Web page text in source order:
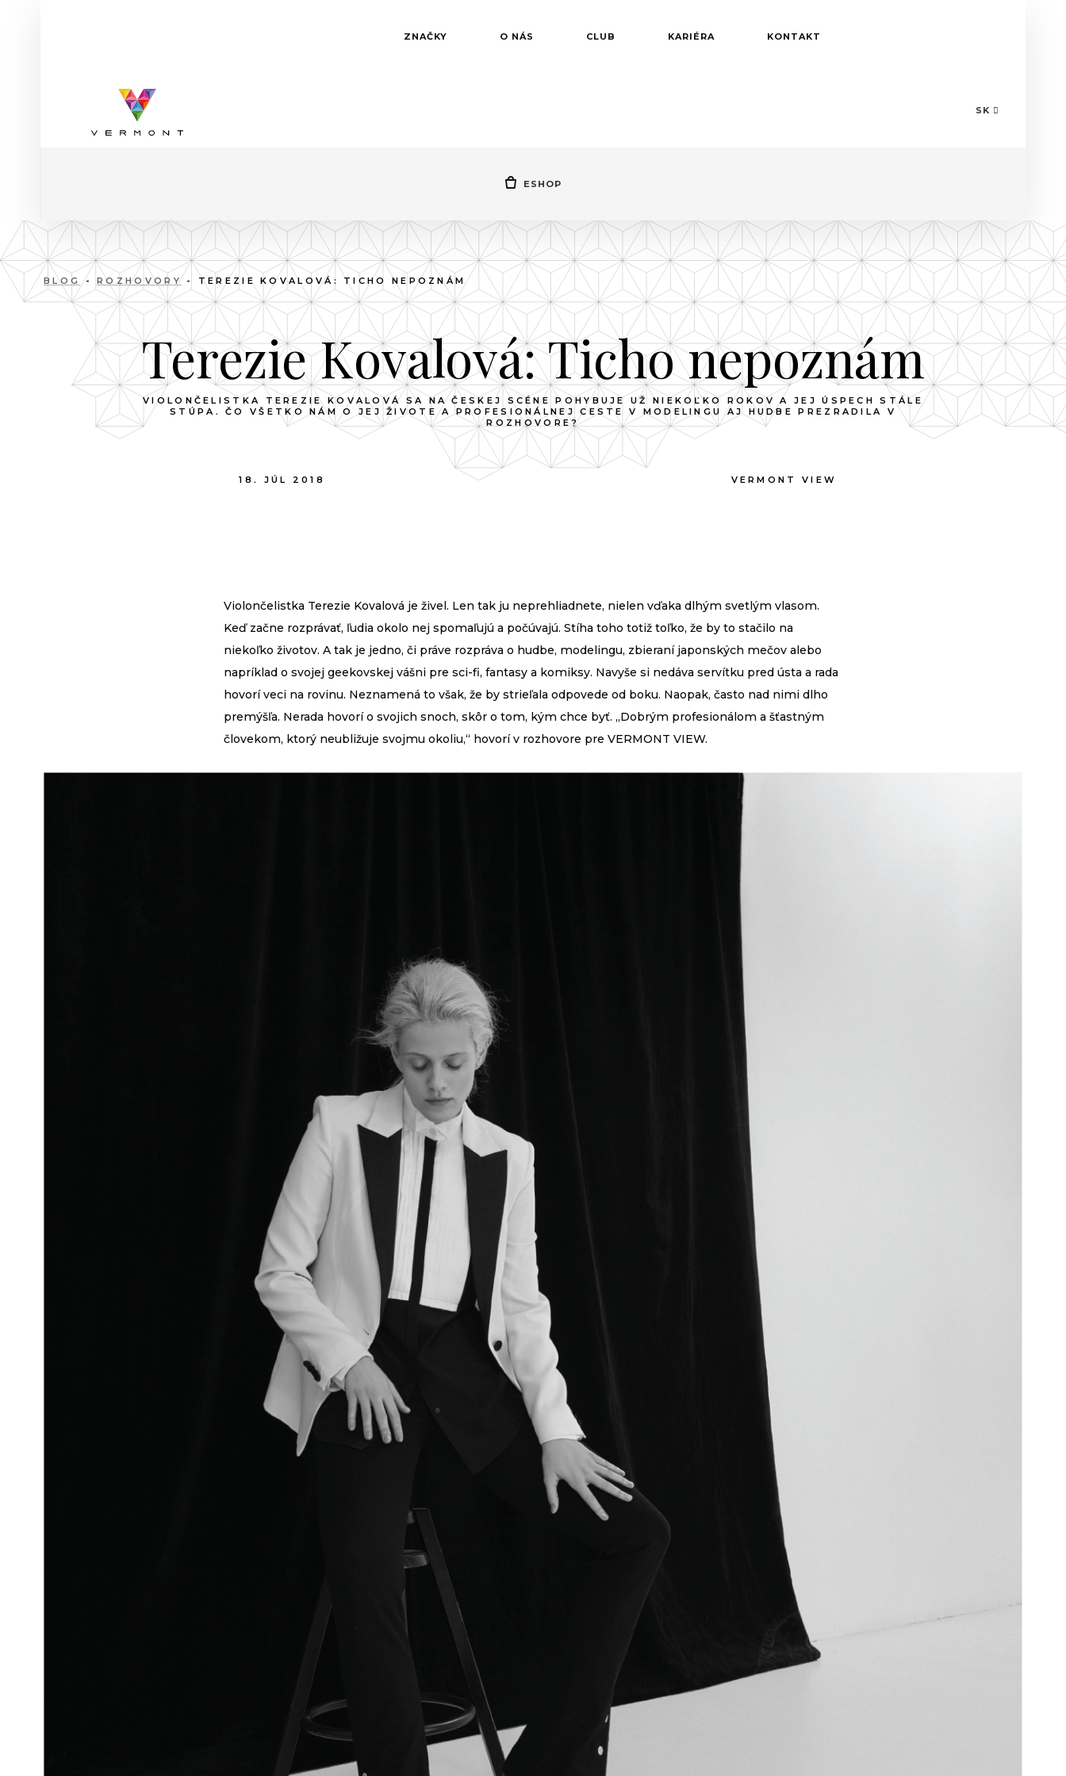
ZNAČKY O NÁS CLUB KARIÉRA KONTAKT
SK
ESHOP
BLOG -ROZHOVORY- TEREZIE KOVALOVÁ: TICHO NEPOZNÁM
Terezie Kovalová: Ticho nepoznám
VIOLONČELISTKA TEREZIE KOVALOVÁ SA NA ČESKEJ SCÉNE POHYBUJE UŽ NIEKOĽKO ROKOV A JEJ ÚSPECH STÁLE
STÚPA. ČO VŠETKO NÁM O JEJ ŽIVOTE A PROFESIONÁLNEJ CESTE V MODELINGU AJ HUDBE PREZRADILA V
ROZHOVORE?
18. JÚL 2018 VERMONT VIEW
Violončelistka Terezie Kovalová je živel. Len tak ju neprehliadnete, nielen vďaka dlhým svetlým vlasom.
Keď začne rozprávať, ľudia okolo nej spomaľujú a počúvajú. Stíha toho totiž toľko, že by to stačilo na
niekoľko životov. A tak je jedno, či práve rozpráva o hud­be, modelingu, zbieraní japonských mečov alebo
napríklad o svo­jej geekovskej vášni pre sci-fi, fantasy a komiksy. Navyše si nedá­va servítku pred ústa a rada
hovorí veci na rovinu. Neznamená to však, že by strieľala odpovede od boku. Naopak, často nad nimi dlho
premýšľa. Nerada hovorí o svojich snoch, skôr o tom, kým chce byť. „Dobrým profesionálom a šťastným
človekom, ktorý neubližu­je svojmu okoliu,“ hovorí v rozhovore pre VERMONT VIEW.